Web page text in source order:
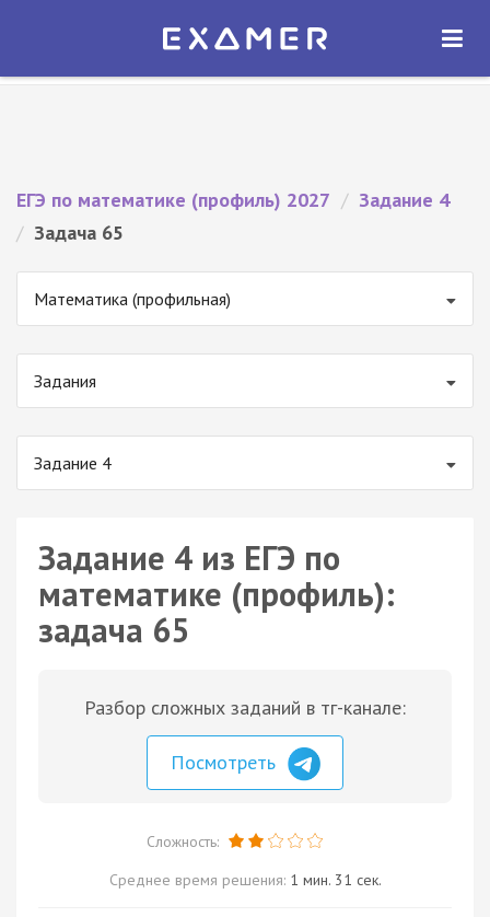
Экзамер — ЕГЭ 2027
ОТКРЫТЬ
ЕГЭ по математике (профиль) 2027 / Задание 4
/ Задача 65
Математика (профильная)
Задания
Задание 4
Задание 4 из ЕГЭ по
математике (профиль):
задача 65
Разбор сложных заданий в тг-канале:
Посмотреть
Сложность:
Среднее время решения: 1 мин. 31 сек.